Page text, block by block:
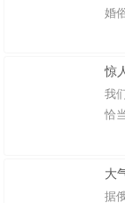
婚
惊
我
恰
大
据